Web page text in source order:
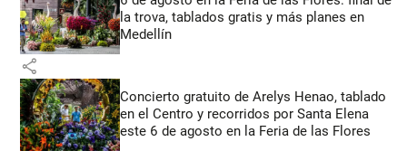
la trova, tablados gratis y más planes en
Medellín
share
Concierto gratuito de Arelys Henao, tablado
en el Centro y recorridos por Santa Elena
este 6 de agosto en la Feria de las Flores